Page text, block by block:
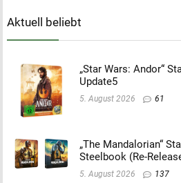
Aktuell beliebt
„Star Wars: Andor“
Update5
5. August 2026 61
„The Mandalorian“
Steelbook (Re-
5. August 2026 137